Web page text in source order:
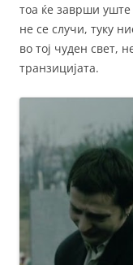
тоа ќе заврши
не се случи, туку
во тој чуден свет,
транзицијата.